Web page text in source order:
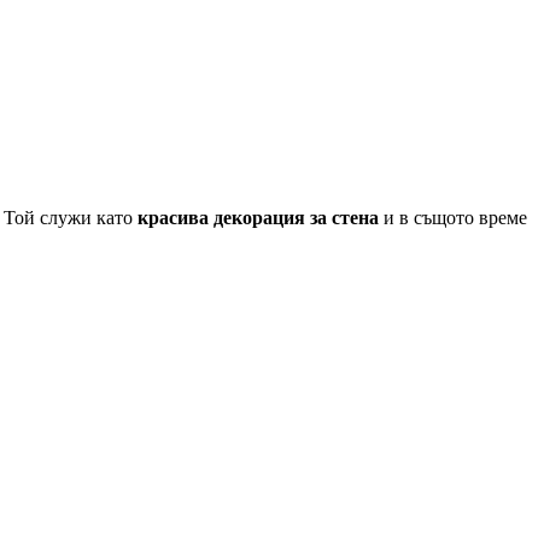
Той служи като красива декорация за стена и в същото време